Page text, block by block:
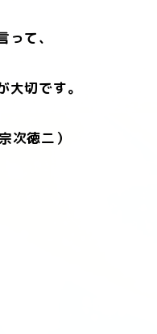
て、
切です。
次徳二）